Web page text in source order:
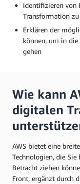
Identifizieren von
Transformation zu
Erklären der
können, um in
gehen
Wie kann
digitalen
AWS bietet eine
Technologien, die
Betracht ziehen
Front, ergänzt durch